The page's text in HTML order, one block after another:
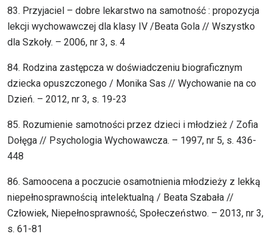
83. Przyjaciel – dobre lekarstwo na samotność : propozycja
lekcji wychowawczej dla klasy IV /Beata Gola // Wszystko
dla Szkoły. – 2006, nr 3, s. 4
84. Rodzina zastępcza w doświadczeniu biograficznym
dziecka opuszczonego / Monika Sas // Wychowanie na co
Dzień. – 2012, nr 3, s. 19-23
85. Rozumienie samotności przez dzieci i młodzież / Zofia
Dołęga // Psychologia Wychowawcza. – 1997, nr 5, s. 436-
448
86. Samoocena a poczucie osamotnienia młodzieży z lekką
niepełnosprawnością intelektualną / Beata Szabała //
Człowiek, Niepełnosprawność, Społeczeństwo. – 2013, nr 3,
s. 61-81